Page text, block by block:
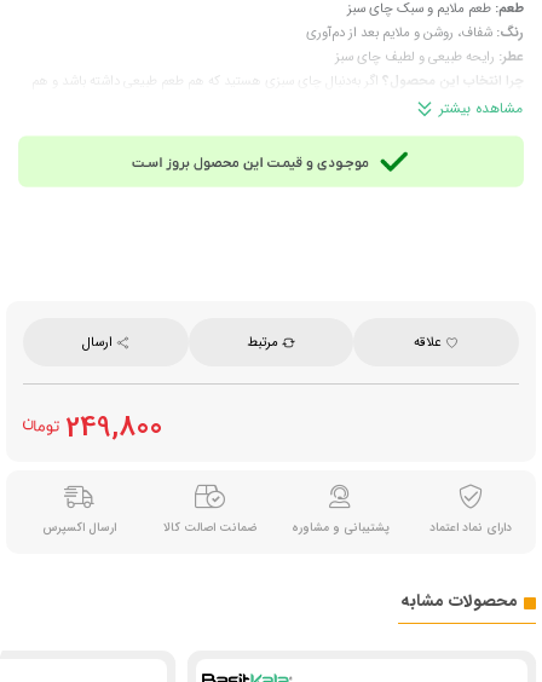
طعم: طعم ملایم و سبک چای سبز
رنگ: شفاف، روشن و ملایم بعد از دم‌آوری
عطر: رایحه طبیعی و لطیف چای سبز
چرا انتخاب این محصول؟ اگر به‌دنبال چای سبزی هستید که هم طعم طبیعی داشته باشد و هم
برای مصرف روزانه انتخاب مناسبی باشد، چای سبز فان تایم با ترکیب خالص و دم‌آوری ساده،
چای سبز خالص
نوع چای:
چای سبز طبیعی دست‌چینی از مزارع چین
۲۰۰ گرم
مشاهده بیشتر
علاقه مرتبط ارسال
249,800
دارای نماد اعتماد پشتیبانی و مشاوره ضمانت اصالت کالا ارسال اکسپرس
محصولات مشابه